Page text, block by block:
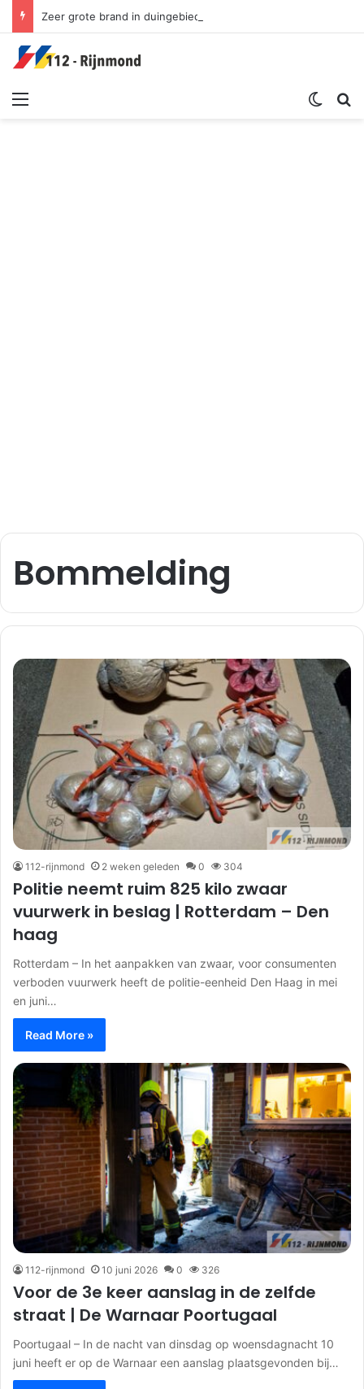
Zeer grote brand in duingebied | Oosterduinpad Ouddorp
Menu Switch
Bommelding
112-rijnmond 2 weken geleden 0 304
Politie neemt ruim 825 kilo zwaar
vuurwerk in beslag | Rotterdam – Den
haag
Rotterdam – In het aanpakken van zwaar, voor consumenten
verboden vuurwerk heeft de politie-eenheid Den Haag in mei
en juni…
Read More »
112-rijnmond 10 juni 2026 0 326
Voor de 3e keer aanslag in de zelfde
straat | De Warnaar Poortugaal
Poortugaal – In de nacht van dinsdag op woensdagnacht 10
juni heeft er op de Warnaar een aanslag plaatsgevonden bij…